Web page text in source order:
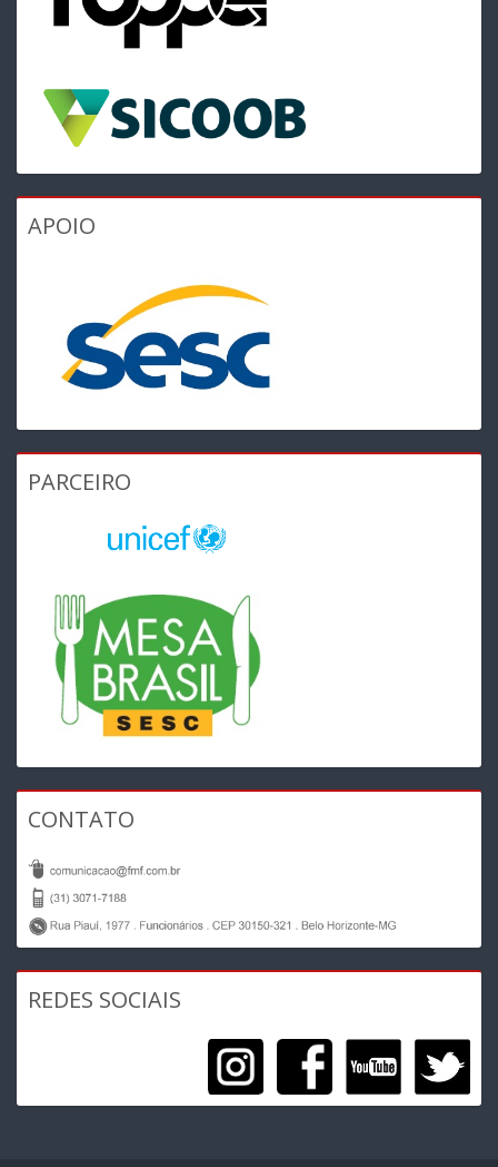
APOIO
PARCEIRO
CONTATO
REDES SOCIAIS